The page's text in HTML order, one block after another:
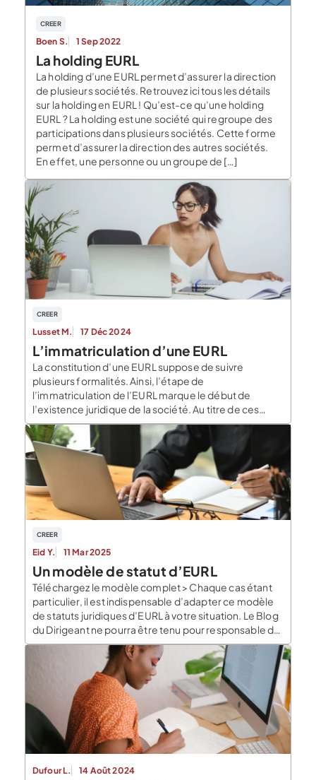
CREER
Boen S. 1 Sep 2022
La holding EURL
La holding d’une EURL permet d’assurer la direction
de plusieurs sociétés. Retrouvez ici tous les détails
sur la holding en EURL ! Qu’est-ce qu’une holding
EURL ? La holding est une société qui regroupe des
participations dans plusieurs sociétés. Cette forme
permet d’assurer la direction des autres sociétés.
En effet, une personne ou un groupe de […]
CREER
Lusset M. 17 Déc 2024
L’immatriculation d’une EURL
La constitution d’une EURL suppose de suivre
plusieurs formalités. Ainsi, l’étape de
l’immatriculation de l’EURL marque le début de
l’existence juridique de la société. Au titre de ces
formalités : la rédaction des statuts juridiques, la
réalisation des apports en capital, la publication d’un
avis de constitution dans un JAL, la rédaction du
formulaire M0. Une fois […]
CREER
Eid Y. 11 Mar 2025
Un modèle de statut d’EURL
Téléchargez le modèle complet > Chaque cas étant
particulier, il est indispensable d’adapter ce modèle
de statuts juridiques d’EURL à votre situation. Le Blog
du Dirigeant ne pourra être tenu pour responsable de
l’utilisation que vous ferez de ce modèle. Ce dernier
ne peut dispenser dans bien des cas de la
consultation d’un professionnel. Le […]
Dufour L. 14 Août 2024